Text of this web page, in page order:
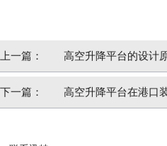
上一篇： 高空升降平台的设计
下一篇： 高空升降平台在港口